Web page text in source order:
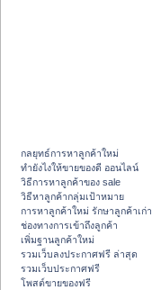
กลยุทธ์การหาลูกค้าใหม่
ทํายังไงให้ขายของดี ออนไลน์
วิธีการหาลูกค้าของ sale
วิธีหาลูกค้ากลุ่มเป้าหมาย
การหาลูกค้าใหม่ รักษาลูกค้าเก่า
ช่องทางการเข้าถึงลูกค้า
เพิ่มฐานลูกค้าใหม่
รวมเว็บลงประกาศฟรี ล่าสุด
รวมเว็บประกาศฟรี
โพสต์ขายของฟรี